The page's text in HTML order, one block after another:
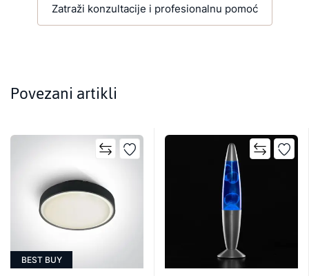
Zatraži konzultacije i profesionalnu pomoć
Povezani artikli
BEST BUY